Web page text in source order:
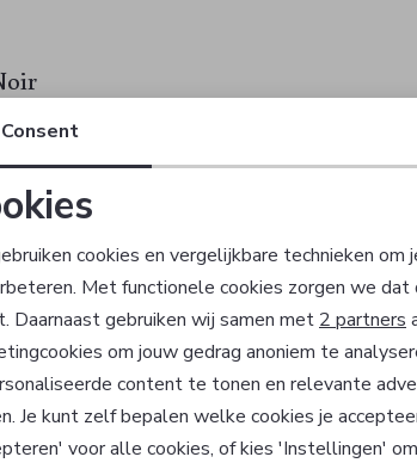
ook gelijk €5,- korting!
Hoe we met je
cookies Marketing
Consent
cookies en vergelijkbare technieken om
Met functionele cookies zorgen we
Daarnaast gebruiken wij samen met 2 partners
om jouw gedrag anoniem te
content te tonen en relevante
Je kunt zelf bepalen welke cookies je
voor alle cookies, of kies 'Instellingen'